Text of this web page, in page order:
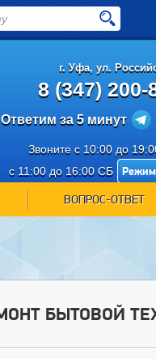
г. Уфа, ул.
8 (347) 200-
Ответим за 5 минут
Звоните с 10:00 до
с 11:00 до 16:00 СБ
ВОПРОС-ОТВЕТ
БЫТОВОЙ